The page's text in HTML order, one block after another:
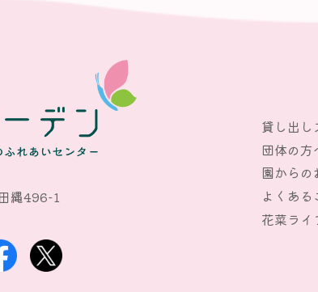
縄496-1
貸し出し
団体の方
園からの
よくあ
花菜ラ